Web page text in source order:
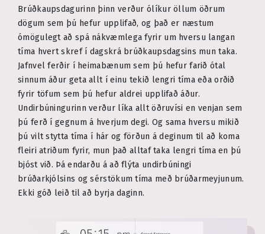
Brúðkaupsdagurinn þinn verður ólíkur öllum öðrum
dögum sem þú hefur upplifað, og það er næstum
ómögulegt að spá nákvæmlega fyrir um hversu langan
tíma hvert skref í dagskrá brúðkaupsdagsins mun taka.
Jafnvel ferðir í heimabænum sem þú hefur farið ótal
sinnum áður geta allt í einu tekið lengri tíma eða orðið
fyrir töfum sem þú hefur aldrei upplifað áður.
Undirbúningurinn verður líka allt öðruvísi en venjan sem
þú ferð í gegnum á hverjum degi. Og sama hversu mikið
þú vilt stytta tíma í hár og förðun á deginum til að koma
fleiri atriðum fyrir, mun það alltaf taka lengri tíma en þú
bjóst við. Þá endarðu á að flýta undirbúningi
brúðarkjólsins og sérstökum tíma með brúðarmeyjunum.
Ekki góð leið til að byrja daginn.